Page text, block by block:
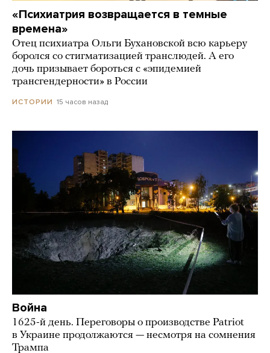
«Психиатрия возвращается в темные
времена»
Отец психиатра Ольги Бухановской всю карьеру
боролся со стигматизацией транслюдей. А его
дочь призывает бороться с «эпидемией
трансгендерности» в России
ИСТОРИИ 15 часов назад
Война
1625-й день. Переговоры о производстве Patriot
в Украине продолжаются — несмотря на сомнения
Трампа